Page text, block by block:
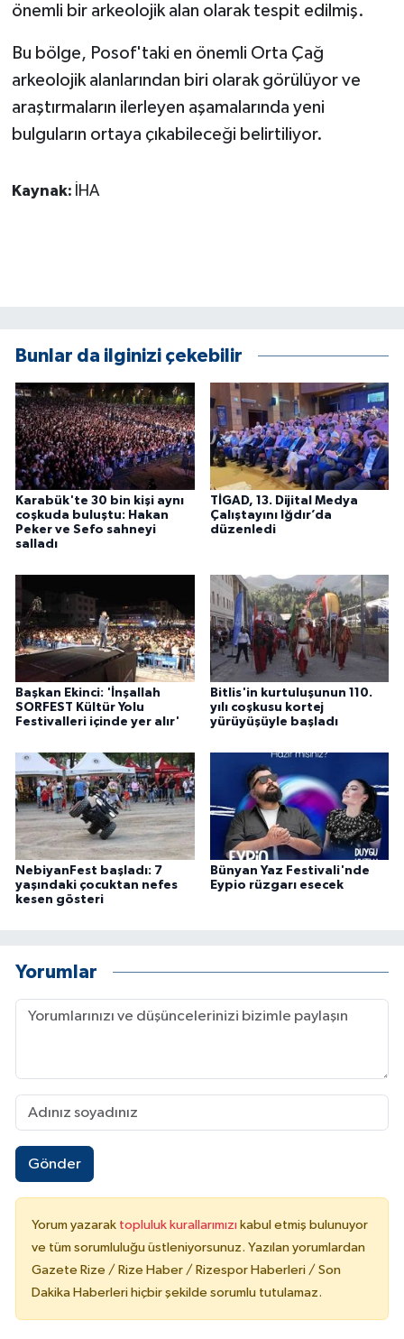
önemli bir arkeolojik alan olarak tespit edilmiş.
Bu bölge, Posof'taki en önemli Orta Çağ
arkeolojik alanlarından biri olarak görülüyor ve
araştırmaların ilerleyen aşamalarında yeni
bulguların ortaya çıkabileceği belirtiliyor.
Kaynak: İHA
Bunlar da ilginizi çekebilir
Karabük'te 30 bin kişi aynı
coşkuda buluştu: Hakan
Peker ve Sefo sahneyi
salladı
TİGAD, 13. Dijital Medya
Çalıştayını Iğdır’da
düzenledi
Başkan Ekinci: 'İnşallah
SORFEST Kültür Yolu
Festivalleri içinde yer alır'
Bitlis'in kurtuluşunun 110.
yılı coşkusu kortej
yürüyüşüyle başladı
NebiyanFest başladı: 7
yaşındaki çocuktan nefes
kesen gösteri
Bünyan Yaz Festivali'nde
Eypio rüzgarı esecek
Yorumlar
Gönder
Yorum yazarak topluluk kurallarımızı kabul etmiş bulunuyor
ve tüm sorumluluğu üstleniyorsunuz. Yazılan yorumlardan
Gazete Rize / Rize Haber / Rizespor Haberleri / Son
Dakika Haberleri hiçbir şekilde sorumlu tutulamaz.